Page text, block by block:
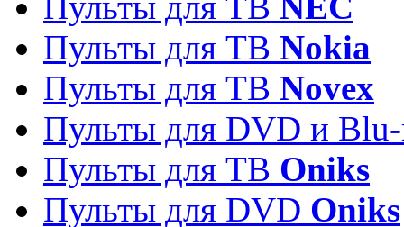
Пульты для ТВ Nokia
Пульты для ТВ Novex
Пульты для DVD и
Пульты для ТВ Oniks
Пульты для DVD Oniks